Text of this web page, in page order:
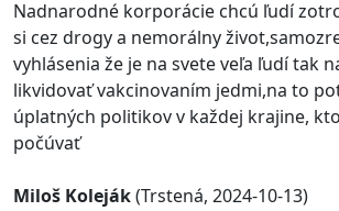
Nadnarodné korporácie chcú ľudí
si cez drogy a nemorálny
vyhlásenia že je na svete veľa ľudí tak
likvidovať vakcinovaním jedmi,na to
úplatných politikov v každej krajine,
počúvať
Miloš Koleják(Trstená, 2024-10-13)